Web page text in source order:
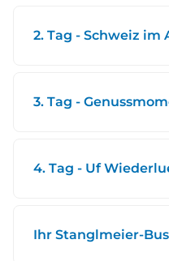
2. Tag - Schweiz im
3. Tag -
4. Tag - Uf
Ihr Stanglmeier-